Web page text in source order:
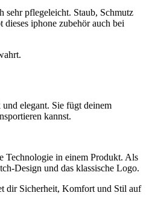
sehr pflegeleicht. Staub, Schmutz
iphone zubehör auch bei
elegant. Sie fügt deinem
kannst.
Technologie in einem Produkt. Als
Design und das klassische Logo.
dir Sicherheit, Komfort und Stil auf